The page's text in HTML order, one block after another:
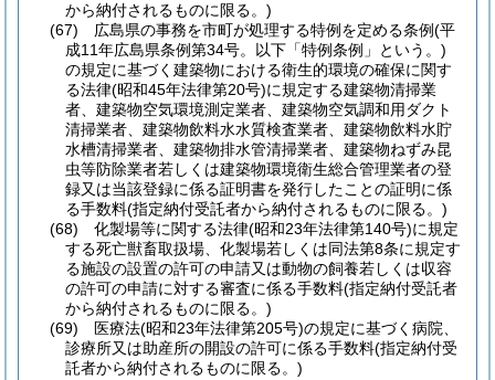
から納付されるものに限る。)
(67)
広島県の事務を市町が処理する特例を定める条例(平
成11年広島県条例第34号。以下「特例条例」という。)
の規定に基づく建築物における衛生的環境の確保に関す
る法律(昭和45年法律第20号)に規定する建築物清掃業
者、建築物空気環境測定業者、建築物空気調和用ダクト
清掃業者、建築物飲料水水質検査業者、建築物飲料水貯
水槽清掃業者、建築物排水管清掃業者、建築物ねずみ昆
虫等防除業者若しくは建築物環境衛生総合管理業者の登
録又は当該登録に係る証明書を発行したことの証明に係
る手数料(指定納付受託者から納付されるものに限る。)
(68)
化製場等に関する法律(昭和23年法律第140号)に規定
する死亡獣畜取扱場、化製場若しくは同法第8条に規定す
る施設の設置の許可の申請又は動物の飼養若しくは収容
の許可の申請に対する審査に係る手数料(指定納付受託者
から納付されるものに限る。)
(69)
医療法(昭和23年法律第205号)の規定に基づく病院、
診療所又は助産所の開設の許可に係る手数料(指定納付受
託者から納付されるものに限る。)